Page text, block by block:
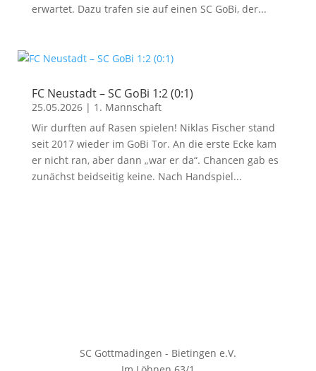
erwartet. Dazu trafen sie auf einen SC GoBi, der...
FC Neustadt – SC GoBi 1:2 (0:1)
25.05.2026| 1. Mannschaft
Wir durften auf Rasen spielen! Niklas Fischer stand
seit 2017 wieder im GoBi Tor. An die erste Ecke kam
er nicht ran, aber dann „war er da“. Chancen gab es
zunächst beidseitig keine. Nach Handspiel...
SC Gottmadingen - Bietingen e.V.